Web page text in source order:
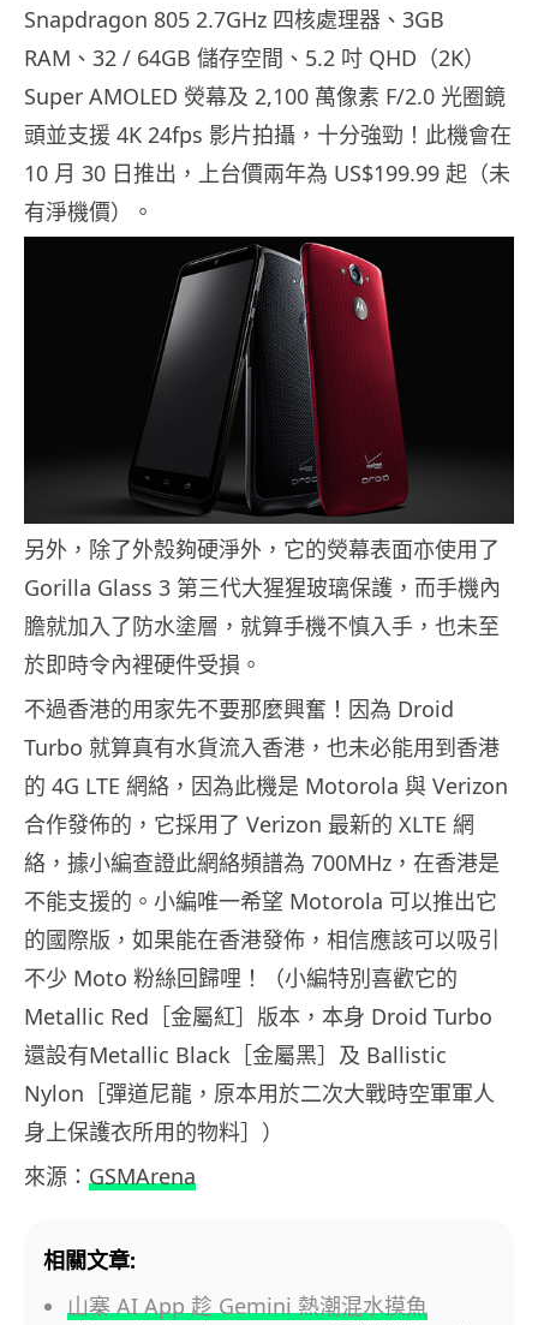
Snapdragon 805 2.7GHz 四核處理器、3GB
RAM、32 / 64GB 儲存空間、5.2 吋 QHD（2K）
Super AMOLED 熒幕及 2,100 萬像素 F/2.0 光圈鏡
頭並支援 4K 24fps 影片拍攝，十分強勁！此機會在
10 月 30 日推出，上台價兩年為 US$199.99 起（未
有淨機價）。
另外，除了外殼夠硬淨外，它的熒幕表面亦使用了
Gorilla Glass 3 第三代大猩猩玻璃保護，而手機內
膽就加入了防水塗層，就算手機不慎入手，也未至
於即時令內裡硬件受損。
不過香港的用家先不要那麼興奮！因為 Droid
Turbo 就算真有水貨流入香港，也未必能用到香港
的 4G LTE 網絡，因為此機是 Motorola 與 Verizon
合作發佈的，它採用了 Verizon 最新的 XLTE 網
絡，據小編查證此網絡頻譜為 700MHz，在香港是
不能支援的。小編唯一希望 Motorola 可以推出它
的國際版，如果能在香港發佈，相信應該可以吸引
不少 Moto 粉絲回歸哩！（小編特別喜歡它的
Metallic Red［金屬紅］版本，本身 Droid Turbo
還設有Metallic Black［金屬黑］及 Ballistic
Nylon［彈道尼龍，原本用於二次大戰時空軍軍人
身上保護衣所用的物料］）
來源： GSMArena
相關文章:
山寨 AI App 趁 Gemini 熱潮混水摸魚